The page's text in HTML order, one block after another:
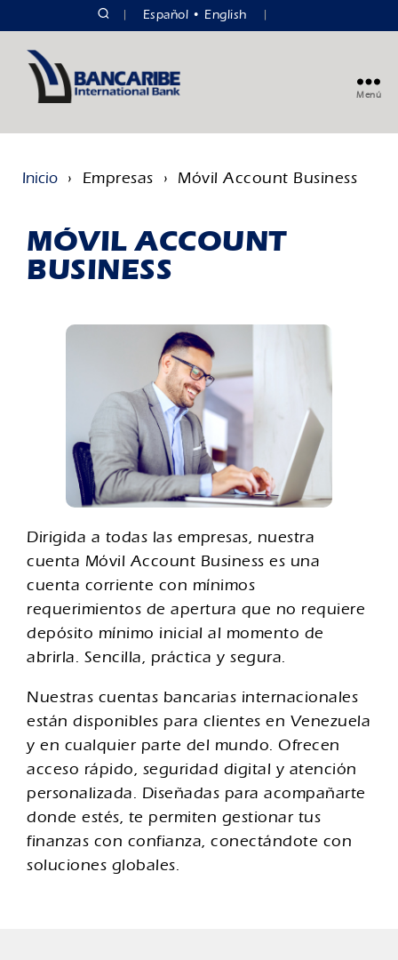
Español English
Menú
Inicio › Empresas › Móvil Account Business
MÓVIL ACCOUNT
BUSINESS
Dirigida a todas las empresas, nuestra
cuenta Móvil Account Business es una
cuenta corriente con mínimos
requerimientos de apertura que no requiere
depósito mínimo inicial al momento de
abrirla. Sencilla, práctica y segura.
Nuestras cuentas bancarias internacionales
están disponibles para clientes en Venezuela
y en cualquier parte del mundo. Ofrecen
acceso rápido, seguridad digital y atención
personalizada. Diseñadas para acompañarte
donde estés, te permiten gestionar tus
finanzas con confianza, conectándote con
soluciones globales.